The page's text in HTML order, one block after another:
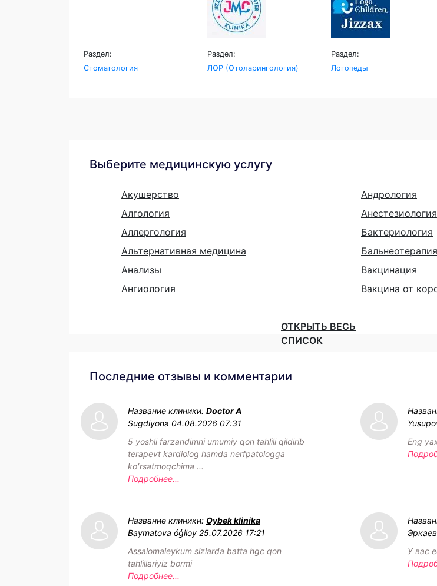
Раздел:
Стоматология
Раздел:
ЛОР (Отоларингология)
Раздел:
Логопеды
Выберите медицинскую услугу
Акушерство
Алгология
Аллергология
Альтернативная медицина
Анализы
Ангиология
Андрология
Бактериология
Бальнеотерапия
Вакцинация
Вакцина от
ОТКРЫТЬ ВЕСЬ
СПИСОК
Последние отзывы и комментарии
Название клиники: Doctor A
Sugdiyona 04.08.2026 07:31
5 yoshli farzandimni umumiy qon tahlili qildirib
terapevt kardiolog hamda nerfpatologga
koʻrsatmoqchima ...
Подробнее...
Eng
Название клиники: Oybek klinika
Baymatova óģiloy 25.07.2026 17:21
Assalomaleykum sizlarda batta hgc qon
tahlillariyiz bormi
Подробнее...
У вас